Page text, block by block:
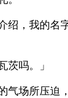
绍，我的
茨吗。」
气场所压迫